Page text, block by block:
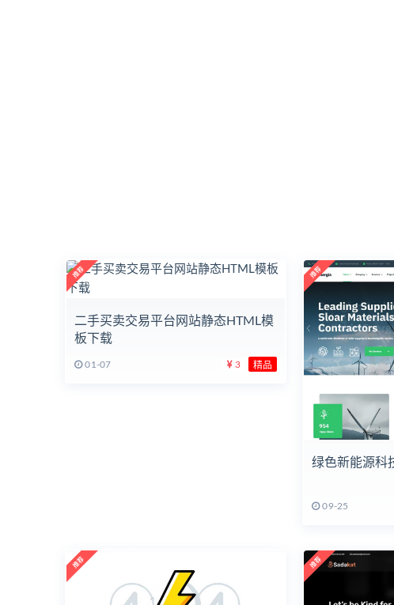
二手买卖交易平台网站静态HTML模
板下载
01-07 3 精品
绿色新能源科
09-25